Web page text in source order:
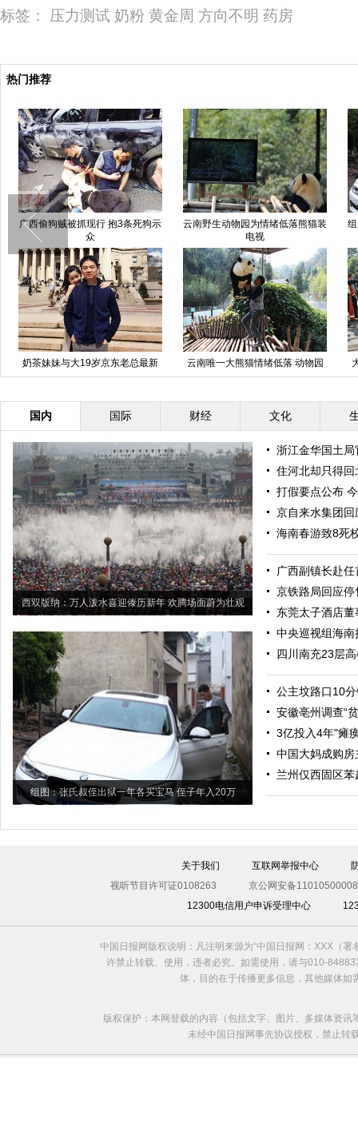
标签： 压力测试 奶粉 黄金周 方向不明 药房
热门推荐
广西偷狗贼被抓现行 抱3条死狗示
众
云南野生动物园为情绪低落熊猫装
电视
奶茶妹妹与大19岁京东老总最新
恩爱照
云南唯一大熊猫情绪低落 动物园
想尽办法为其找乐
国内 国际 财经 文化
西双版纳：万人泼水喜迎傣历新年 欢腾场面蔚为壮观
组图：张氏叔侄出狱一年各买宝马 侄子年入20万
浙江金华国土
住河北却只得
打假要点公布
京自来水集团
海南春游致8死
广西副镇长赴
京铁路局回应
东莞太子酒店
中央巡视组海
四川南充23层
公主坟路口10
安徽亳州调查“
3亿投入4年"瘫
中国大妈成购
兰州仅西固区
关于我们 互联网举报中心
视听节目许可证0108263
京公网安备
12300电信用户申诉受理中心
中国日报网版权说明：凡注明来源为“中国日报网：XXX（
许禁止转载、使用，违者必究。如需使用，请与010-
体，目的在于传播更多信息，其他媒体
版权保护：本网登载的内容（包括文字、图片、多媒体资
未经中国日报网事先协议授权，禁止转